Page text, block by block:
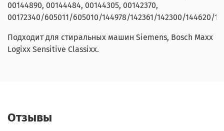
00144890, 00144484, 00144305, 00142370,
00172340/605011/605010/144978/142361/142300/144620/
Подходит для стиральных машин Siemens, Bosсh Maxx
Logixx Sensitive Classixx.
Отзывы